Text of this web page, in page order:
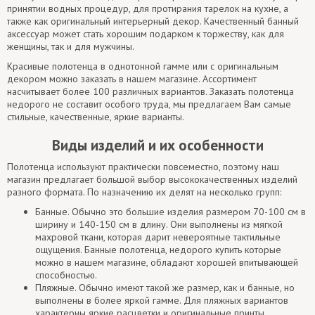
принятии водных процедур, для протирания тарелок на кухне, а
также как оригинальный интерьерный декор. Качественный банный
аксессуар может стать хорошим подарком к торжеству, как для
женщины, так и для мужчины.
Красивые полотенца в однотонной гамме или с оригинальным
декором можно заказать в нашем магазине. Ассортимент
насчитывает более 100 различных вариантов. Заказать полотенца
недорого не составит особого труда, мы предлагаем Вам самые
стильные, качественные, яркие варианты.
Виды изделий и их особенности
Полотенца используют практически повсеместно, поэтому наш
магазин предлагает большой выбор высококачественных изделий
разного формата. По назначению их делят на несколько групп:
Банные. Обычно это большие изделия размером 70-100 см в
ширину и 140-150 см в длину. Они выполнены из мягкой
махровой ткани, которая дарит невероятные тактильные
ощущения. Банные полотенца, недорого купить которые
можно в нашем магазине, обладают хорошей впитывающей
способностью.
Пляжные. Обычно имеют такой же размер, как и банные, но
выполнены в более яркой гамме. Для пляжных вариантов